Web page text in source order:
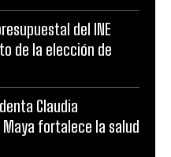
del INE
de la elección de
Claudia
fortalece la salud